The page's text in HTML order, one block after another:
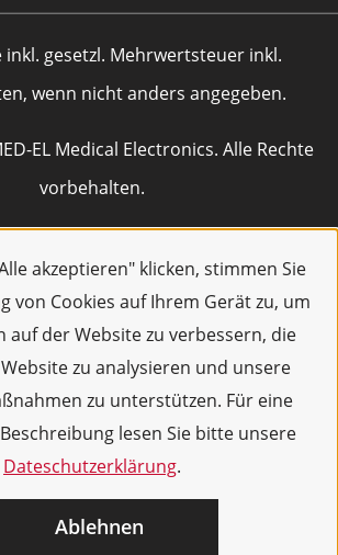
akzeptieren" klicken, stimmen Sie
von Cookies auf Ihrem Gerät zu, um
auf der Website zu verbessern, die
zu analysieren und unsere
zu unterstützen. Für eine
lesen Sie bitte unsere
Dateschutzerklärung.
Ablehnen
inkl. gesetzl. Mehrwertsteuer inkl.
wenn nicht anders angegeben.
EL Medical Electronics. Alle Rechte
vorbehalten.